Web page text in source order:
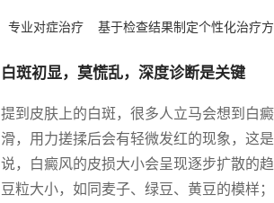
专业对症治疗 基于检查结果制定个性化治疗
白斑初显，莫慌乱，深度诊断是关键
提到皮肤上的白斑，很多人立马会想到白
滑，用力搓揉后会有轻微发红的现象，这
说，白癜风的皮损大小会呈现逐步扩散的
豆粒大小，如同麦子、绿豆、黄豆的模样